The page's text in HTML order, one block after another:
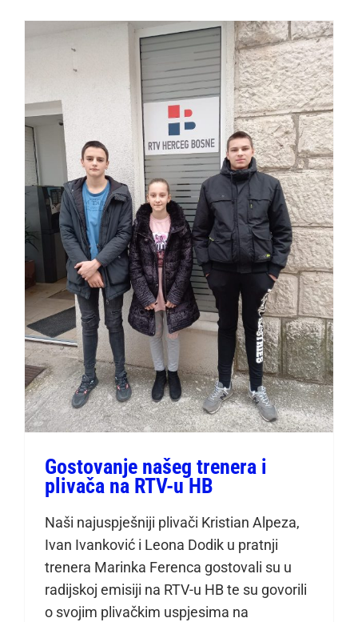
Gostovanje našeg trenera i
plivača na RTV-u HB
Gostovanje našeg trenera i
plivača na RTV-u HB
Naši najuspješniji plivači Kristian Alpeza,
Ivan Ivanković i Leona Dodik u pratnji
trenera Marinka Ferenca gostovali su u
radijskoj emisiji na RTV-u HB te su govorili
o svojim plivačkim uspjesima na